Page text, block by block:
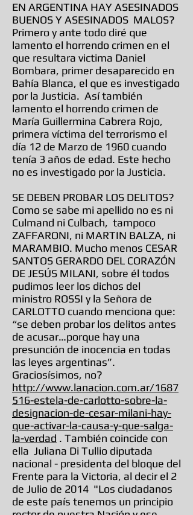
EN ARGENTINA HAY ASESINADOS
BUENOS Y ASESINADOS MALOS?
Primero y ante todo diré que
lamento el horrendo crimen en el
que resultara victima Daniel
Bombara, primer desaparecido en
Bahía Blanca, el que es investigado
por la Justicia. Así también
lamento el horrendo crimen de
María Guillermina Cabrera Rojo,
primera víctima del terrorismo el
día 12 de Marzo de 1960 cuando
tenía 3 años de edad. Este hecho
no es investigado por la Justicia.
SE DEBEN PROBAR LOS DELITOS?
Como se sabe mi apellido no es ni
Culmand ni Culbach, tampoco
ZAFFARONI, ni MARTIN BALZA, ni
MARAMBIO. Mucho menos CESAR
SANTOS GERARDO DEL CORAZÓN
DE JESÚS MILANI, sobre él todos
pudimos leer los dichos del
ministro ROSSI y la Señora de
CARLOTTO cuando menciona que:
“se deben probar los delitos antes
de acusar…porque hay una
presunción de inocencia en todas
las leyes argentinas”.
Graciosísimos, no?
http://www.lanacion.com.ar/1687
516-estela-de-carlotto-sobre-la-
designacion-de-cesar-milani-hay-
que-activar-la-causa-y-que-salga-
la-verdad . También coincide con
ella Juliana Di Tullio diputada
nacional - presidenta del bloque del
Frente para la Victoria, al decir el 2
de Julio de 2014 "Los ciudadanos
de este país tenemos un principio